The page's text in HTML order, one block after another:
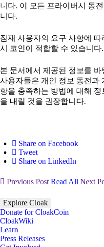
니다. 이 모든 프라이버시 동
니다.
잠재 사용자의 요구 사항에 따
시 코인이 적합할 수 있습니다.
본 문서에서 제공된 정보를 바
사용자들은 개인 정보 동전과
항을 충족하는 방법에 대해 정
을 내릴 것을 권장합니다.
Share on Facebook
Tweet
Share on LinkedIn
Previous Post Read All Next
Explore Cloak
Donate for CloakCoin
CloakWiki
Learn
Press Releases